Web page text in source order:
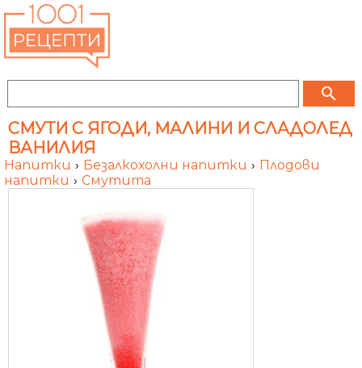
search
СМУТИ С ЯГОДИ, МАЛИНИ И СЛАДОЛЕД
ВАНИЛИЯ
Напитки › Безалкохолни напитки › Плодови
напитки › Смутита